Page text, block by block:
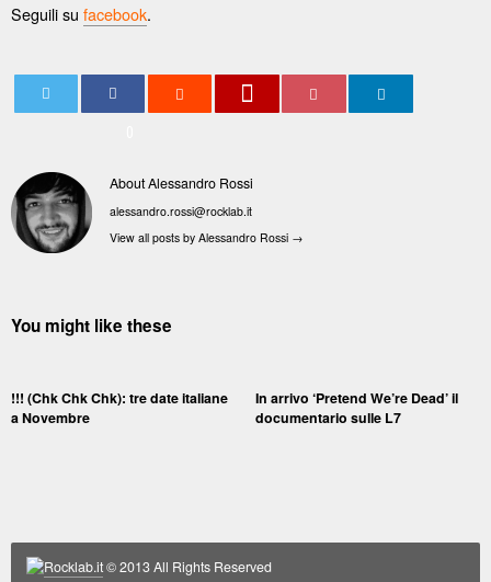
Seguili su facebook.
About Alessandro Rossi
alessandro.rossi@rocklab.it
View all posts by Alessandro Rossi →
You might like these
!!! (Chk Chk Chk): tre date italiane
a Novembre
In arrivo ‘Pretend We’re Dead’ il
documentario sulle L7
Rocklab.it© 2013 All Rights Reserved